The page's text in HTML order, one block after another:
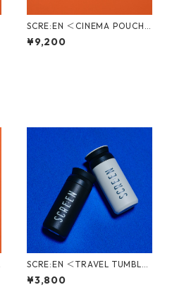
SCRE:EN ＜CINEMA POUCH /
FILM＞
¥9,200
SCRE:EN ＜TRAVEL TUMBLE
R＞
¥3,800